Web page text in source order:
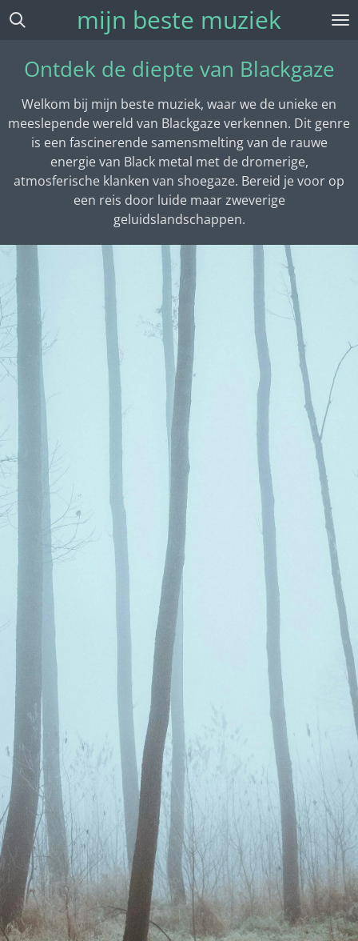
Ga
mijn beste muziek
Ontdek de diepte van Blackgaze
Welkom bij mijn beste muziek, waar we de unieke en
meeslepende wereld van Blackgaze verkennen. Dit genre
is een fascinerende samensmelting van de rauwe
energie van Black metal met de dromerige,
atmosferische klanken van shoegaze. Bereid je voor op
een reis door luide maar zweverige
geluidslandschappen.